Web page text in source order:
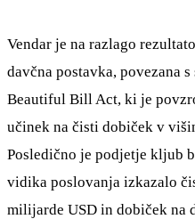
Vendar je na razlago
davčna postavka, povezana
Beautiful Bill Act, ki je
učinek na čisti dobiček v
Posledično je podjetje kljub
vidika poslovanja izkazalo
milijarde USD in dobiček na